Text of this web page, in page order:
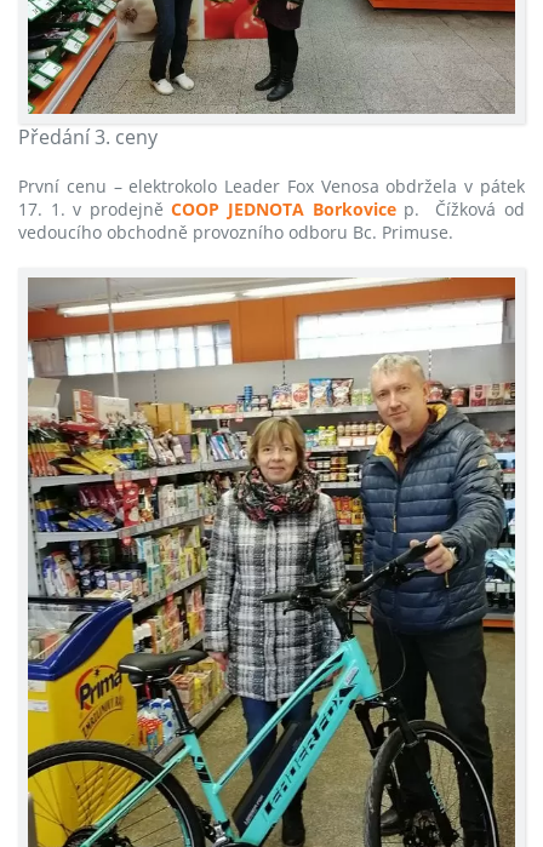
Předání 3. ceny
První cenu – elektrokolo Leader Fox Venosa obdržela v pátek
17. 1. v prodejněCOOP JEDNOTA Borkovicep. Čížková od
vedoucího obchodně provozního odboru Bc. Primuse.